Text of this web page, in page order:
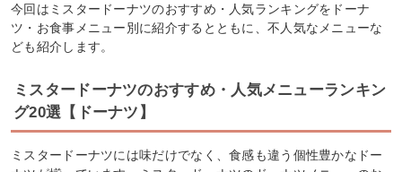
今回はミスタードーナツのおすすめ・人気ランキングをドーナ
ツ・お食事メニュー別に紹介するとともに、不人気なメニューな
ども紹介します。
ミスタードーナツのおすすめ・人気メニューランキン
グ20選【ドーナツ】
ミスタードーナツには味だけでなく、食感も違う個性豊かなドー